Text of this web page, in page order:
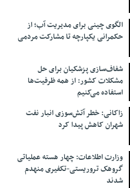
الگوی چینی برای مدیریت آب؛ از
حکمرانی یکپارچه تا مشارکت مردمی
شفاف‌سازی پزشکیان برای حل
مشکلات کشور: از همه ظرفیت‌ها
استفاده می‌کنیم
زاکانی: خطر آتش‌سوزی انبار نفت
شهران کاهش پیدا کرد
وزارت اطلاعات: چهار هسته‌ عملیاتی
گروهک‌ تروریستی-تکفیری منهدم
شدند